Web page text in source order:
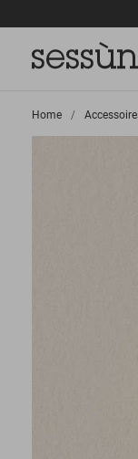
Home >